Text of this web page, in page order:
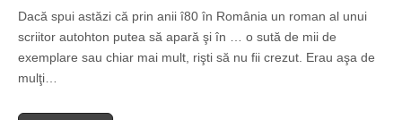
Dacă spui astăzi că prin anii î80 în România un roman al unui
scriitor autohton putea să apară şi în … o sută de mii de
exemplare sau chiar mai mult, rişti să nu fii crezut. Erau aşa de
mulţi…